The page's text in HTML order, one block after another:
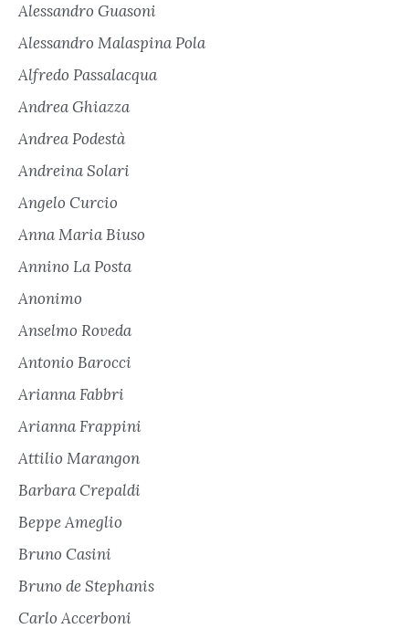
Alessandro Guasoni
Alessandro Malaspina Pola
Alfredo Passalacqua
Andrea Ghiazza
Andrea Podestà
Andreina Solari
Angelo Curcio
Anna Maria Biuso
Annino La Posta
Anonimo
Anselmo Roveda
Antonio Barocci
Arianna Fabbri
Arianna Frappini
Attilio Marangon
Barbara Crepaldi
Beppe Ameglio
Bruno Casini
Bruno de Stephanis
Carlo Accerboni